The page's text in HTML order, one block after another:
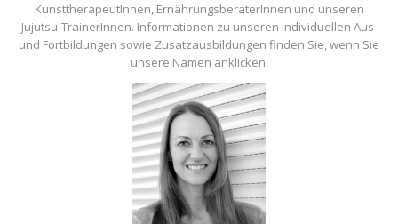
KunsttherapeutInnen, ErnährungsberaterInnen und unseren
Jujutsu-TrainerInnen. Informationen zu unseren individuellen Aus-
und Fortbildungen sowie Zusatzausbildungen finden Sie, wenn Sie
unsere Namen anklicken.